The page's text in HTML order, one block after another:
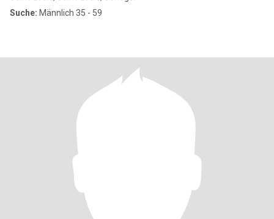
Suche: Männlich 35 - 59